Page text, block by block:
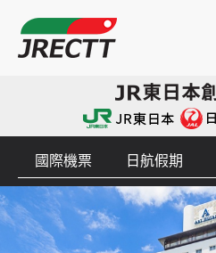
國際機票 日航假期